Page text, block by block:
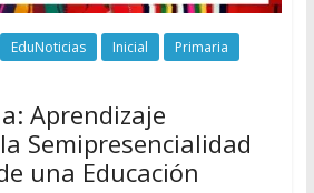
EduNoticias Inicial
Primaria
Aprendizaje
Semipresencialidad
una Educación